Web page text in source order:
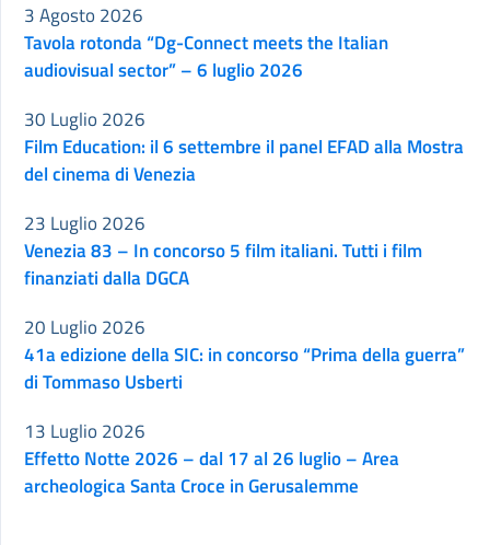
Tavola rotonda “Dg-Connect meets the Italian
audiovisual sector” – 6 luglio 2026
3 Agosto 2026
Film Education: il 6 settembre il panel EFAD alla Mostra
del cinema di Venezia
30 Luglio 2026
Venezia 83 – In concorso 5 film italiani. Tutti i film
finanziati dalla DGCA
23 Luglio 2026
41a edizione della SIC: in concorso “Prima della guerra”
di Tommaso Usberti
20 Luglio 2026
Effetto Notte 2026 – dal 17 al 26 luglio – Area
archeologica Santa Croce in Gerusalemme
13 Luglio 2026